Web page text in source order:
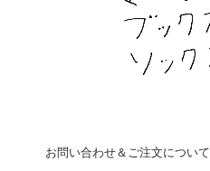
お問い合わせ＆ご注文について